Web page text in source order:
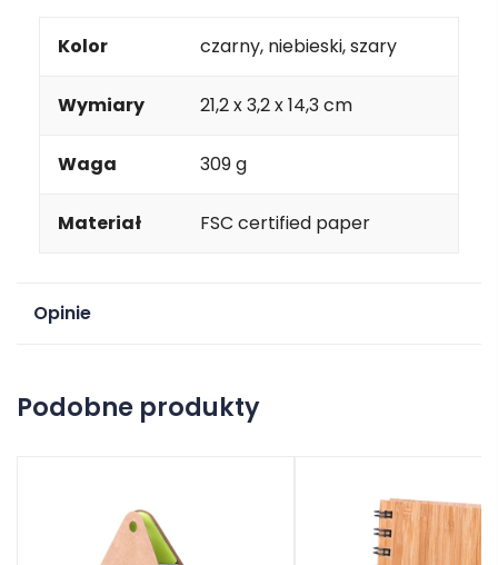
Kolor czarny, niebieski, szary
Wymiary 21,2 x 3,2 x 14,3 cm
Waga 309 g
Materiał FSC certified paper
Opinie
Podobne produkty